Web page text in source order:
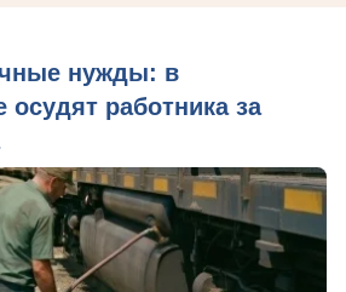
нужды: в
осудят работника за